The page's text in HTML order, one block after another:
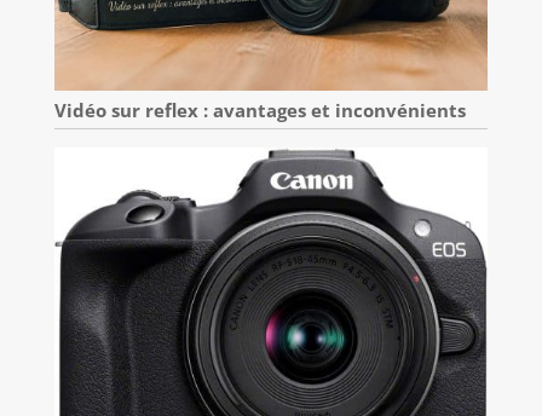
Vidéo sur reflex : avantages et inconvénients